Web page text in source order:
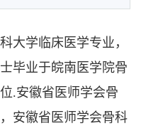
大学临床医学专业，
毕业于皖南医学院骨
.安徽省医师学会骨
安徽省医师学会骨科